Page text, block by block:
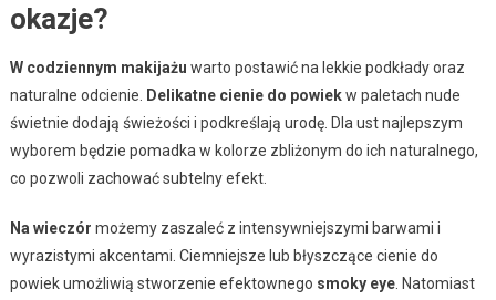
okazje?
W codziennym makijażu warto postawić na lekkie podkłady oraz
naturalne odcienie.
Delikatne cienie do powiekw paletach nude
świetnie dodają świeżości i podkreślają urodę. Dla ust najlepszym
wyborem będzie pomadka w kolorze zbliżonym do ich naturalnego,
co pozwoli zachować subtelny efekt.
Na wieczór możemy zaszaleć z intensywniejszymi barwami i
wyrazistymi akcentami. Ciemniejsze lub błyszczące cienie do
powiek umożliwią stworzenie efektownego smoky eye. Natomiast